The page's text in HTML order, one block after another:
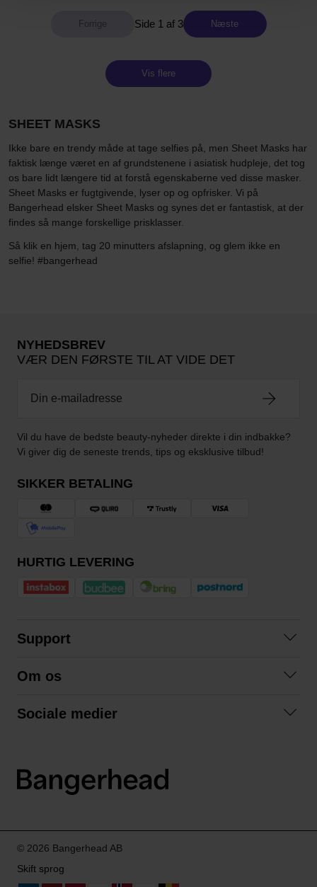
Side 1 af 3 Næste
Vis flere
SHEET MASKS
Ikke bare en trendy måde at tage selfies på, men Sheet Masks har
faktisk længe været en af grundstenene i asiatisk hudpleje, det tog
os bare lidt længere tid at forstå egenskaberne ved disse masker.
Sheet Masks er fugtgivende, lyser op og opfrisker. Vi på
Bangerhead elsker Sheet Masks og synes det er fantastisk, at der
findes så mange forskellige prisklasser.
Så klik en hjem, tag 20 minutters afslapning, og glem ikke en
selfie! #bangerhead
NYHEDSBREV
VÆR DEN FØRSTE TIL AT VIDE DET
Vil du have de bedste beauty-nyheder direkte i din indbakke?
Vi giver dig de seneste trends, tips og eksklusive tilbud!
SIKKER BETALING
HURTIG LEVERING
Support
Betingelser
Om os
Sociale medier
LinkedIn
© 2026 Bangerhead AB
Skift sprog